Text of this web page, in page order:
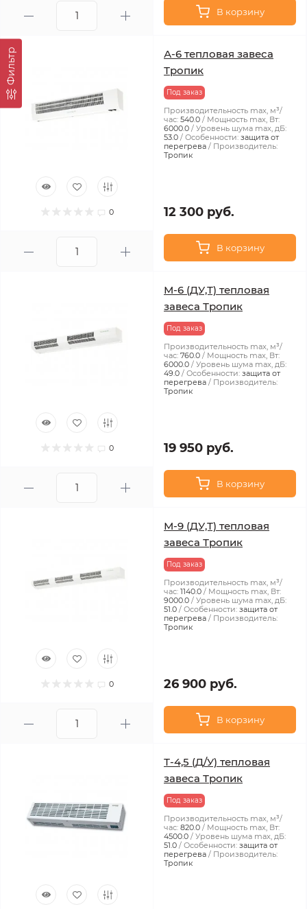
Фильтр
В корзину
0
А-6 тепловая завеса
Тропик
Под заказ
Производительность max, м³/
час: 540.0
Мощность max, Вт:
6000.0
Уровень шума max, дБ:
53.0
Особенности: защита от
перегрева
Производитель:
Тропик
12 300 руб.
В корзину
0
М-6 (ДУ,Т) тепловая
завеса Тропик
Под заказ
Производительность max, м³/
час: 760.0
Мощность max, Вт:
6000.0
Уровень шума max, дБ:
49.0
Особенности: защита от
перегрева
Производитель:
Тропик
19 950 руб.
В корзину
0
М-9 (ДУ,Т) тепловая
завеса Тропик
Под заказ
Производительность max, м³/
час: 1140.0
Мощность max, Вт:
9000.0
Уровень шума max, дБ:
51.0
Особенности: защита от
перегрева
Производитель:
Тропик
26 900 руб.
В корзину
Т-4,5 (Д/У) тепловая
завеса Тропик
Под заказ
Производительность max, м³/
час: 820.0
Мощность max, Вт:
4500.0
Уровень шума max, дБ:
51.0
Особенности: защита от
перегрева
Производитель:
Тропик